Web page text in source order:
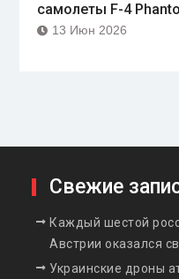
самолеты F-4
13 Июн 2026
Свежие
Каждый шестой
Австрии оказался
Украинские дроны